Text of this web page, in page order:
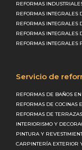
REFORMAS
REFORMAS INTEGRALES
REFORMAS INTEGRALES
REFORMAS INTEGRALES
REFORMAS
Servicio de
REFORMAS DE BAÑOS
REFORMAS DE COCINAS
REFORMAS DE
INTERIORISMO Y
PINTURA Y
CARPINTERÍA EXTERIOR